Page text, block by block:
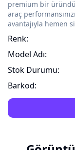
premium bir
araç
avantajıyla hemen
Renk:
Model Adı:
Stok Durumu:
Barkod: